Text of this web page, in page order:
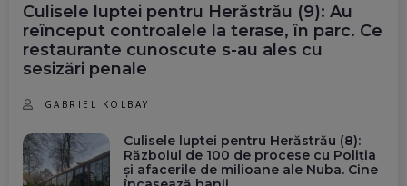
Culisele luptei pentru Herăstrău (9): Au
reînceput controalele la terase, în parc. Ce
restaurante cunoscute s-au ales cu
sesizări penale
GABRIEL KOLBAY
Culisele luptei pentru Herăstrău (8):
Războiul de 100 de procese cu Poliția
și afacerile de milioane ale Nuba. Cine